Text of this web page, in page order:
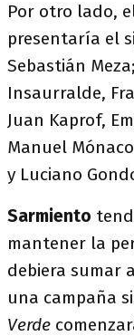
Por otro lado,
presentaría el
Sebastián
Insaurralde,
Juan Kaprof,
Manuel
y Luciano
Sarmiento
mantener la
debiera sumar
una campaña
Verde